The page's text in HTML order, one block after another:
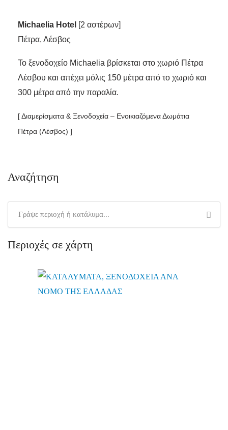
Michaelia Hotel [2 αστέρων]
Πέτρα, Λέσβος
Το ξενοδοχείο Michaelia βρίσκεται στο χωριό Πέτρα
Λέσβου και απέχει μόλις 150 μέτρα από το χωριό και
300 μέτρα από την παραλία.
[ Διαμερίσματα & Ξενοδοχεία – Ενοικιαζόμενα Δωμάτια
Πέτρα (Λέσβος) ]
Αναζήτηση
Περιοχές σε χάρτη